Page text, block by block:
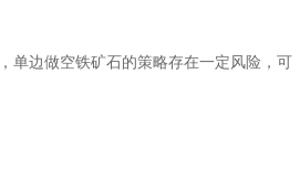
单边做空铁矿石的策略存在一定风险，可